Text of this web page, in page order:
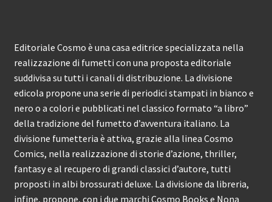
Editoriale Cosmo è una casa editrice specializzata nella
realizzazione di fumetti con una proposta editoriale
suddivisa su tutti i canali di distribuzione. La divisione
edicola propone una serie di periodici stampati in bianco e
nero o a colori e pubblicati nel classico formato “a libro”
della tradizione del fumetto d’avventura italiano. La
divisione fumetteria è attiva, grazie alla linea Cosmo
Comics, nella realizzazione di storie d’azione, thriller,
fantasy e al recupero di grandi classici d’autore, tutti
proposti in albi brossurati deluxe. La divisione da libreria,
infine, propone, con i due marchi Cosmo Books e Nona